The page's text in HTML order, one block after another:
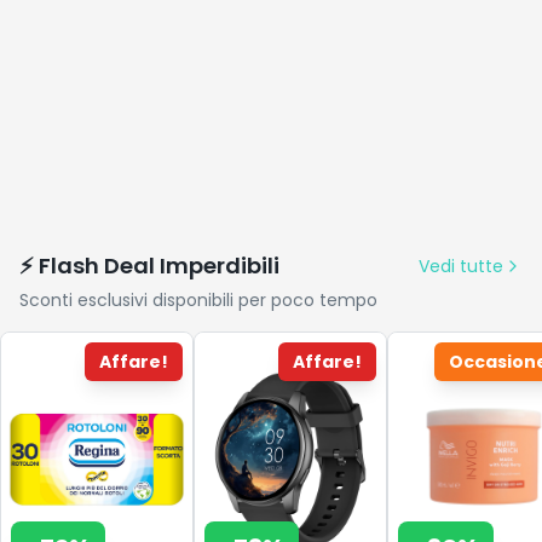
⚡ Flash Deal Imperdibili
Vedi tutte
Sconti esclusivi disponibili per poco tempo
Affare! Affare!